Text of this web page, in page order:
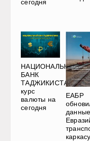
сегодня
НАЦИОНАЛЬНЫЙ
БАНК
ТАДЖИКИСТАНА:
курс
валюты на
сегодня
ЕАБР
каркасу